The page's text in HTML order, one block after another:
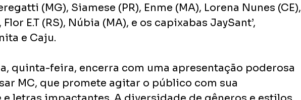
(MG), Siamese (PR), Enme (MA), Lorena Nunes (CE),
E.T (RS), Núbia (MA), e os capixabas JaySant’,
e Caju.
quinta-feira, encerra com uma apresentação poderosa
MC, que promete agitar o público com sua